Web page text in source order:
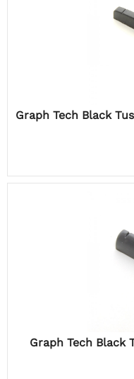
Graph Tech Black
Graph Tech Black